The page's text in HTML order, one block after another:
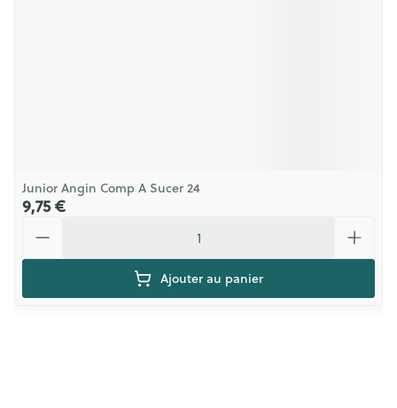
Junior Angin Comp A Sucer 24
9,75 €
Ajouter au panier